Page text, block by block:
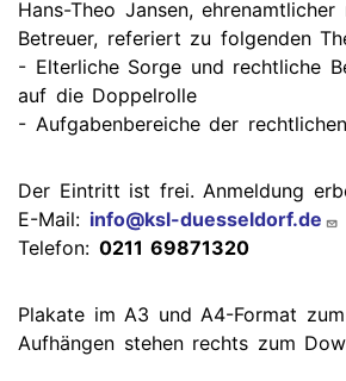
Hans-Theo Jansen, ehrenamtlicher
Betreuer, referiert zu folgenden
- Elterliche Sorge und rechtliche
auf die Doppelrolle
- Aufgabenbereiche der
Der Eintritt ist frei. Anmeldung
E-Mail: info@ksl-duesseldorf.de
Telefon: 0211 69871320
Plakate im A3 und A4-Format
Aufhängen stehen rechts zum